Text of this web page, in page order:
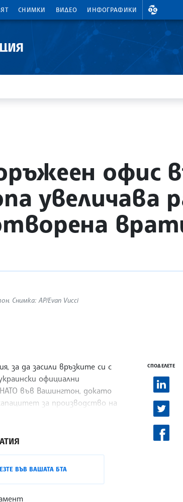
СНИМКИ ВИДЕО ИНФОГРАФИКИ
ВАЛУТНИ
офис
увеличава
Снимка: AP/Evan Vucci
за да засили връзките си с
официални
във Вашингтон, докато
за производство на
ВЪВ ВАШАТА БТА
СПОДЕЛЕТЕ